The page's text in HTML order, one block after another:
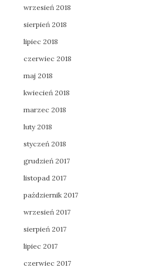
wrzesień 2018
sierpień 2018
lipiec 2018
czerwiec 2018
maj 2018
kwiecień 2018
marzec 2018
luty 2018
styczeń 2018
grudzień 2017
listopad 2017
październik 2017
wrzesień 2017
sierpień 2017
lipiec 2017
czerwiec 2017